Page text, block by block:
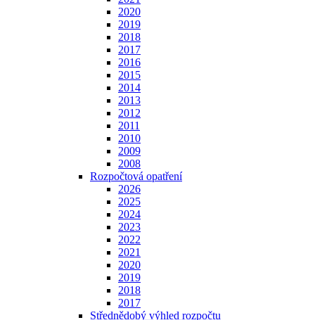
2020
2019
2018
2017
2016
2015
2014
2013
2012
2011
2010
2009
2008
Rozpočtová opatření
2026
2025
2024
2023
2022
2021
2020
2019
2018
2017
Střednědobý výhled rozpočtu